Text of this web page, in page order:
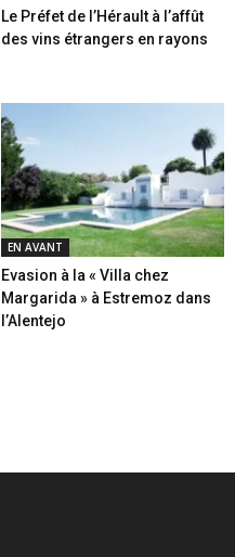
Le Préfet de l’Hérault à l’affût
des vins étrangers en rayons
EN AVANT
Evasion à la « Villa chez
Margarida » à Estremoz dans
l’Alentejo